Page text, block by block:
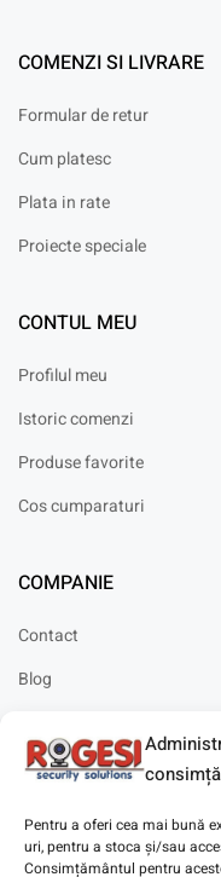
Pentru a oferi cea mai bună
uri, pentru a stoca și/sau
Consimțământul pentru
COMENZI SI LIVRARE
Formular de retur
Cum platesc
Plata in rate
Proiecte speciale
CONTUL MEU
Profilul meu
Istoric comenzi
Produse favorite
Cos cumparaturi
COMPANIE
Contact
Blog
Solicitare instalare